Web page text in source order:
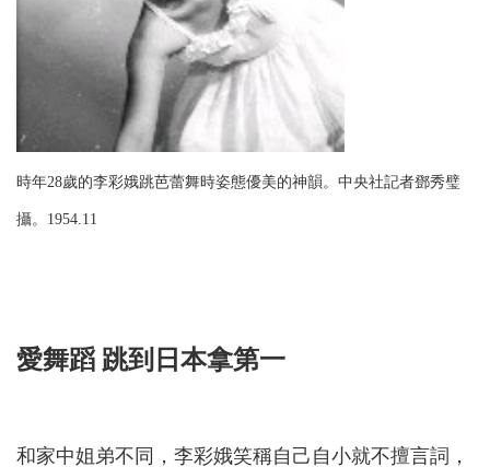
時年28歲的李彩娥跳芭蕾舞時姿態優美的神韻。中央社記者鄧秀璧
攝。1954.11
愛舞蹈 跳到日本拿第一
和家中姐弟不同，李彩娥笑稱自己自小就不擅言詞，